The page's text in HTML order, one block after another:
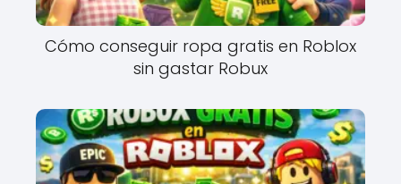
Cómo conseguir ropa gratis en Roblox
sin gastar Robux